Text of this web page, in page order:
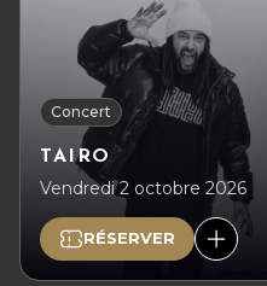
Concert
TAIRO
Vendredi 2 octobre 2026
RÉSERVER